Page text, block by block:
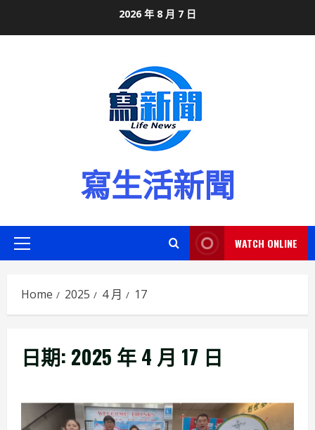
2026 年 8 月 7 日
寫生活新聞
Primary
WATCH ONLINE
Home 2025 4 月 17
日期: 2025 年 4 月 17 日